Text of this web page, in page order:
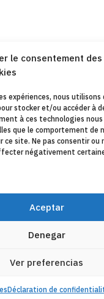
le consentement des
expériences, nous utilisons
stocker et/ou accéder à
à ces technologies
que le comportement de
ce site. Ne pas consentir ou
négativement
Aceptar
Denegar
Ver preferencias
Déclaration de
2025
AVIS JURIDIQUE
DE
ENTITÉS COLLABORATRICES